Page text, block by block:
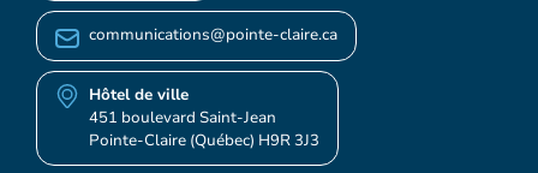
communications@pointe-claire.ca
Hôtel de ville
451 boulevard Saint-Jean
Pointe-Claire (Québec) H9R 3J3